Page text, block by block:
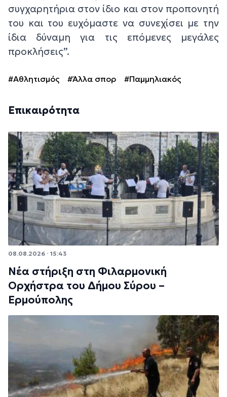
συγχαρητήρια στον ίδιο και στον προπονητή
του και του ευχόμαστε να συνεχίσει με την
ίδια δύναμη για τις επόμενες μεγάλες
προκλήσεις”.
#Αθλητισμός #Άλλα σπορ #Παμμηλιακός
Επικαιρότητα
08.08.2026 · 15:43
Νέα στήριξη στη Φιλαρμονική
Ορχήστρα του Δήμου Σύρου –
Ερμούπολης